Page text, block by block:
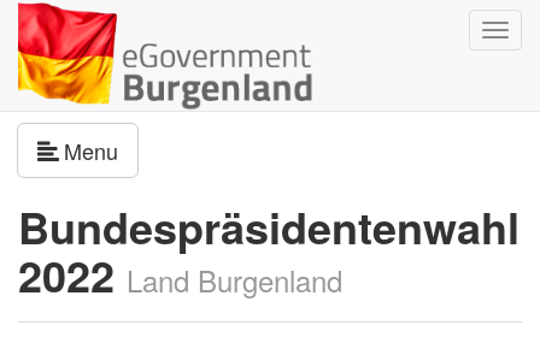
Menu
Bundespräsidentenwahl
2022 Land Burgenland